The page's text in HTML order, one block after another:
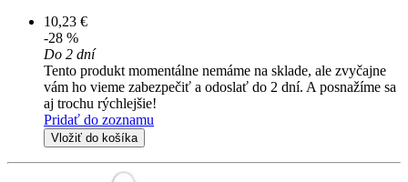
10,23 €
-28 %
Do 2 dní
Tento produkt momentálne nemáme na sklade, ale zvyčajne
vám ho vieme zabezpečiť a odoslať do 2 dní. A posnažíme sa
aj trochu rýchlejšie!
Pridať do zoznamu
Vložiť do košíka